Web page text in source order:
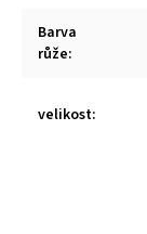
Barva
růže:
velikost: